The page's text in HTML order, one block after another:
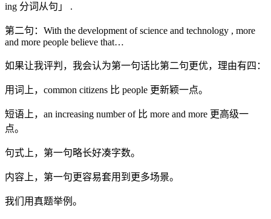
ing 分词从句」 .
第二句：With the development of science and technology , more
and more people believe that…
如果让我评判，我会认为第一句话比第二句更优，理由有四：
用词上，common citizens 比 people 更新颖一点。
短语上，an increasing number of 比 more and more 更高级一
点。
句式上，第一句略长好凑字数。
内容上，第一句更容易套用到更多场景。
我们用真题举例。